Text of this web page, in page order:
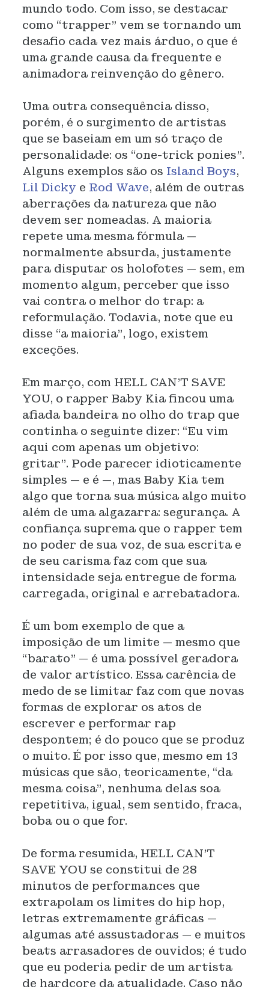
mundo todo. Com isso, se destacar
como “trapper” vem se tornando um
desafio cada vez mais árduo, o que é
uma grande causa da frequente e
animadora reinvenção do gênero.
Uma outra consequência disso,
porém, é o surgimento de artistas
que se baseiam em um só traço de
personalidade: os “one-trick ponies”.
Alguns exemplos são os Island Boys,
Lil Dicky e Rod Wave, além de outras
aberrações da natureza que não
devem ser nomeadas. A maioria
repete uma mesma fórmula —
normalmente absurda, justamente
para disputar os holofotes — sem, em
momento algum, perceber que isso
vai contra o melhor do trap: a
reformulação. Todavia, note que eu
disse “a maioria”, logo, existem
exceções.
Em março, com HELL CAN’T SAVE
YOU, o rapper Baby Kia fincou uma
afiada bandeira no olho do trap que
continha o seguinte dizer: “Eu vim
aqui com apenas um objetivo:
gritar”. Pode parecer idioticamente
simples — e é —, mas Baby Kia tem
algo que torna sua música algo muito
além de uma algazarra: segurança. A
confiança suprema que o rapper tem
no poder de sua voz, de sua escrita e
de seu carisma faz com que sua
intensidade seja entregue de forma
carregada, original e arrebatadora.
É um bom exemplo de que a
imposição de um limite — mesmo que
“barato” — é uma possível geradora
de valor artístico. Essa carência de
medo de se limitar faz com que novas
formas de explorar os atos de
escrever e performar rap
despontem; é do pouco que se produz
o muito. É por isso que, mesmo em 13
músicas que são, teoricamente, “da
mesma coisa”, nenhuma delas soa
repetitiva, igual, sem sentido, fraca,
boba ou o que for.
De forma resumida, HELL CAN’T
SAVE YOU se constitui de 28
minutos de performances que
extrapolam os limites do hip hop,
letras extremamente gráficas —
algumas até assustadoras — e muitos
beats arrasadores de ouvidos; é tudo
que eu poderia pedir de um artista
de hardcore da atualidade. Caso não